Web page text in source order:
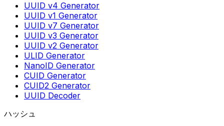
UUID v4 Generator
UUID v1 Generator
UUID v7 Generator
UUID v3 Generator
UUID v2 Generator
ULID Generator
NanoID Generator
CUID Generator
CUID2 Generator
UUID Decoder
ハッシュ